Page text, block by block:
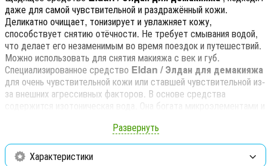
даже для самой чувствительной и раздражённый кожи.
Деликатно очищает, тонизирует и увлажняет кожу,
способствует снятию отёчности. Не требует смывания водой,
что делает его незаменимым во время поездок и путешествий.
Можно использовать для снятия макияжа с век и губ.
Специализированное средство Eldan / Элдан для демакияжа
для очень чувствительной кожи или ставшей чувствительной из-
за внешних агрессивных факторов. В основе средства
содержится изотоническая вода. Она богата микроэлементами и
клетки, способствует повышению упругости и эластичности
кожи. Формула данного препарата не содержит парабенов,
красителей, ароматизаторов, сурфактантов. Прекрасно
Развернуть
Характеристики